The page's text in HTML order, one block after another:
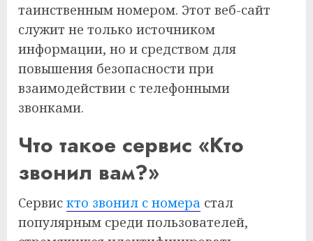
таинственным номером. Этот веб-сайт
служит не только источником
информации, но и средством для
повышения безопасности при
взаимодействии с телефонными
звонками.
Что такое сервис «Кто
звонил вам?»
Сервис кто звонил с номера стал
популярным среди пользователей,